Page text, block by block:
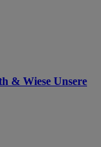
& Wiese Unsere